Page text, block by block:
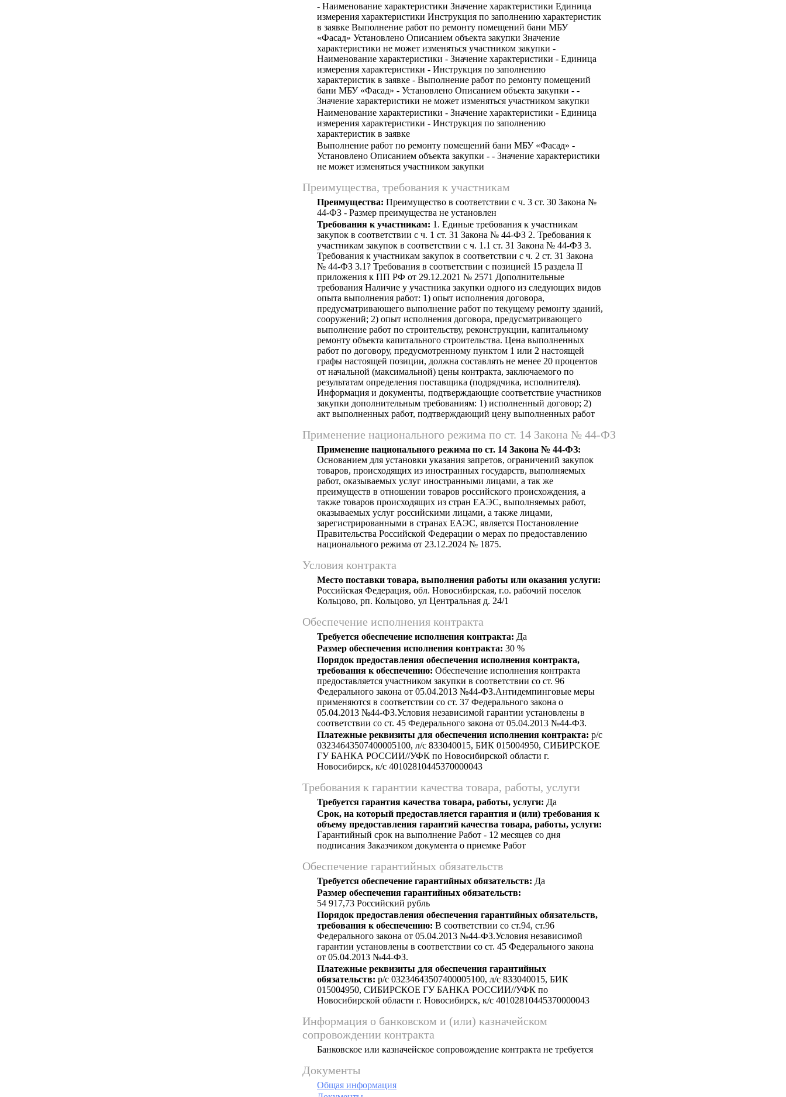
- Наименование характеристики Значение характеристики Единица
измерения характеристики Инструкция по заполнению характеристик
в заявке Выполнение работ по ремонту помещений бани МБУ
«Фасад» Установлено Описанием объекта закупки Значение
характеристики не может изменяться участником закупки -
Наименование характеристики - Значение характеристики - Единица
измерения характеристики - Инструкция по заполнению
характеристик в заявке - Выполнение работ по ремонту помещений
бани МБУ «Фасад» - Установлено Описанием объекта закупки - -
Значение характеристики не может изменяться участником закупки
Наименование характеристики - Значение характеристики - Единица
измерения характеристики - Инструкция по заполнению
характеристик в заявке
Выполнение работ по ремонту помещений бани МБУ «Фасад» -
Установлено Описанием объекта закупки - - Значение характеристики
не может изменяться участником закупки
Преимущества, требования к участникам
Преимущества: Преимущество в соответствии с ч. 3 ст. 30 Закона №
44-ФЗ - Размер преимущества не установлен
Требования к участникам: 1. Единые требования к участникам
закупок в соответствии с ч. 1 ст. 31 Закона № 44-ФЗ 2. Требования к
участникам закупок в соответствии с ч. 1.1 ст. 31 Закона № 44-ФЗ 3.
Требования к участникам закупок в соответствии с ч. 2 ст. 31 Закона
№ 44-ФЗ 3.1? Требования в соответствии с позицией 15 раздела II
приложения к ПП РФ от 29.12.2021 № 2571 Дополнительные
требования Наличие у участника закупки одного из следующих видов
опыта выполнения работ: 1) опыт исполнения договора,
предусматривающего выполнение работ по текущему ремонту зданий,
сооружений; 2) опыт исполнения договора, предусматривающего
выполнение работ по строительству, реконструкции, капитальному
ремонту объекта капитального строительства. Цена выполненных
работ по договору, предусмотренному пунктом 1 или 2 настоящей
графы настоящей позиции, должна составлять не менее 20 процентов
от начальной (максимальной) цены контракта, заключаемого по
результатам определения поставщика (подрядчика, исполнителя).
Информация и документы, подтверждающие соответствие участников
закупки дополнительным требованиям: 1) исполненный договор; 2)
акт выполненных работ, подтверждающий цену выполненных работ
Применение национального режима по ст. 14 Закона № 44-ФЗ
Применение национального режима по ст. 14 Закона № 44-ФЗ:
Основанием для установки указания запретов, ограничений закупок
товаров, происходящих из иностранных государств, выполняемых
работ, оказываемых услуг иностранными лицами, а так же
преимуществ в отношении товаров российского происхождения, а
также товаров происходящих из стран ЕАЭС, выполняемых работ,
оказываемых услуг российскими лицами, а также лицами,
зарегистрированными в странах ЕАЭС, является Постановление
Правительства Российской Федерации о мерах по предоставлению
национального режима от 23.12.2024 № 1875.
Условия контракта
Место поставки товара, выполнения работы или оказания услуги:
Российская Федерация, обл. Новосибирская, г.о. рабочий поселок
Кольцово, рп. Кольцово, ул Центральная д. 24/1
Обеспечение исполнения контракта
Требуется обеспечение исполнения контракта: Да
Размер обеспечения исполнения контракта: 30 %
Порядок предоставления обеспечения исполнения контракта,
требования к обеспечению: Обеспечение исполнения контракта
предоставляется участником закупки в соответствии со ст. 96
Федерального закона от 05.04.2013 №44-ФЗ.Антидемпинговые меры
применяются в соответствии со ст. 37 Федерального закона о
05.04.2013 №44-ФЗ.Условия независимой гарантии установлены в
соответствии со ст. 45 Федерального закона от 05.04.2013 №44-ФЗ.
Платежные реквизиты для обеспечения исполнения контракта: p/c
03234643507400005100, л/c 833040015, БИК 015004950, СИБИРСКОЕ
ГУ БАНКА РОССИИ//УФК по Новосибирской области г.
Новосибирск, к/c 40102810445370000043
Требования к гарантии качества товара, работы, услуги
Требуется гарантия качества товара, работы, услуги: Да
Срок, на который предоставляется гарантия и (или) требования к
объему предоставления гарантий качества товара, работы, услуги:
Гарантийный срок на выполнение Работ - 12 месяцев со дня
подписания Заказчиком документа о приемке Работ
Обеспечение гарантийных обязательств
Требуется обеспечение гарантийных обязательств: Да
Размер обеспечения гарантийных обязательств:
54 917,73 Российский рубль
Порядок предоставления обеспечения гарантийных обязательств,
требования к обеспечению: В соответствии со ст.94, ст.96
Федерального закона от 05.04.2013 №44-ФЗ.Условия независимой
гарантии установлены в соответствии со ст. 45 Федерального закона
от 05.04.2013 №44-ФЗ.
Платежные реквизиты для обеспечения гарантийных
обязательств: p/c 03234643507400005100, л/c 833040015, БИК
015004950, СИБИРСКОЕ ГУ БАНКА РОССИИ//УФК по
Новосибирской области г. Новосибирск, к/с 40102810445370000043
Информация о банковском и (или) казначейском
сопровождении контракта
Банковское или казначейское сопровождение контракта не требуется
Документы
Общая информация